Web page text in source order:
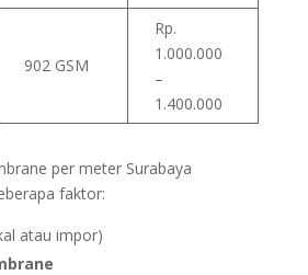
902 GSM
Rp.
1.000.000
–
1.400.000
per meter Surabaya
faktor:
atau impor)